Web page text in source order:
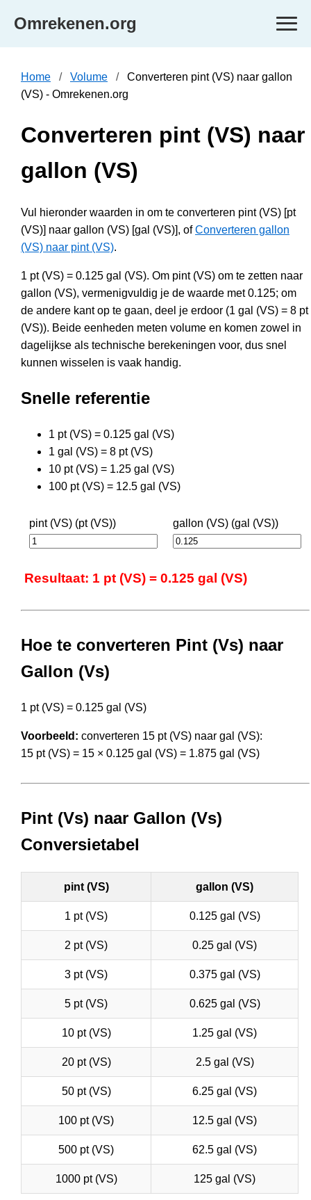
Omrekenen.org
Home Volume
Converteren pint (VS) naar gallon
(VS) - Omrekenen.org
Converteren pint (VS) naar
gallon (VS)
Vul hieronder waarden in om te converteren pint (VS) [pt
(VS)] naar gallon (VS) [gal (VS)], ofConverteren gallon
(VS) naar pint (VS).
1 pt (VS) = 0.125 gal (VS). Om pint (VS) om te zetten naar
gallon (VS), vermenigvuldig je de waarde met 0.125; om
de andere kant op te gaan, deel je erdoor (1 gal (VS) = 8 pt
(VS)). Beide eenheden meten volume en komen zowel in
dagelijkse als technische berekeningen voor, dus snel
kunnen wisselen is vaak handig.
Snelle referentie
1 pt (VS) = 0.125 gal (VS)
1 gal (VS) = 8 pt (VS)
10 pt (VS) = 1.25 gal (VS)
100 pt (VS) = 12.5 gal (VS)
pint (VS) (pt (VS)) gallon (VS) (gal (VS))
Resultaat: 1 pt (VS) = 0.125 gal (VS)
Hoe te converteren Pint (Vs) naar
Gallon (Vs)
1 pt (VS) = 0.125 gal (VS)
Voorbeeld: converteren 15 pt (VS) naar gal (VS):
15 pt (VS) = 15 × 0.125 gal (VS) = 1.875 gal (VS)
Pint (Vs) naar Gallon (Vs)
Conversietabel
pint (VS) gallon (VS)
1 pt (VS) 0.125 gal (VS)
2 pt (VS) 0.25 gal (VS)
3 pt (VS) 0.375 gal (VS)
5 pt (VS) 0.625 gal (VS)
10 pt (VS) 1.25 gal (VS)
20 pt (VS) 2.5 gal (VS)
50 pt (VS) 6.25 gal (VS)
100 pt (VS) 12.5 gal (VS)
500 pt (VS) 62.5 gal (VS)
1000 pt (VS) 125 gal (VS)